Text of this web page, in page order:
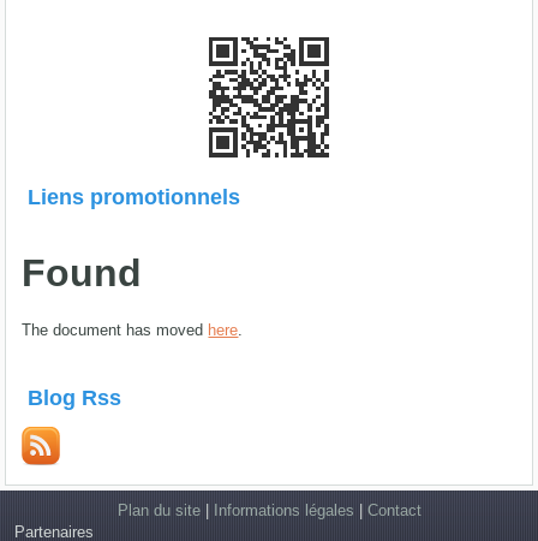
Liens promotionnels
Found
The document has moved here
Blog Rss
Plan du site| Informations légales
Contact
Partenaires